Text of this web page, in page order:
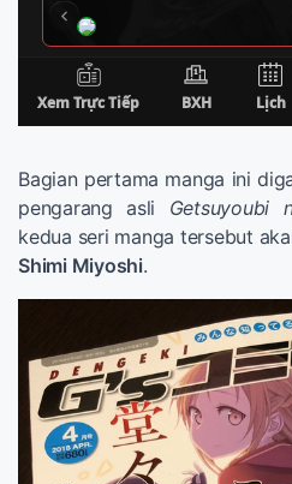
Bagian pertama manga ini
pengarang asli Getsuyoubi
kedua seri manga tersebut
Shimi Miyoshi.